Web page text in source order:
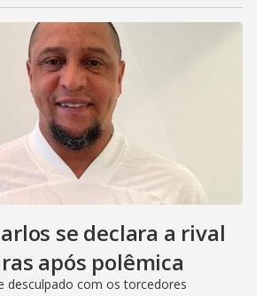
se declara a rival
após polêmica
desculpado com os torcedores